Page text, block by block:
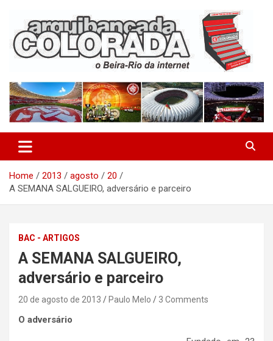
content
Arquibancada Colorada
Home 2013 agosto
20
A SEMANA SALGUEIRO, adversário e parceiro
BAC - ARTIGOS
A SEMANA SALGUEIRO,
adversário e parceiro
20 de agosto de 2013 Paulo Melo 3 Comments
O adversário